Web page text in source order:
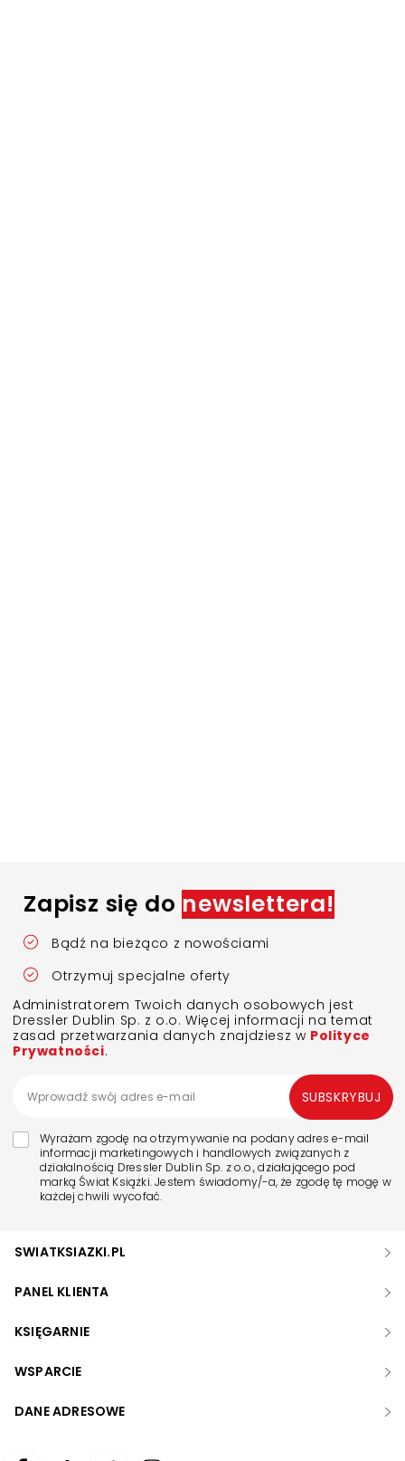
Zapisz się do newslettera!
Bądź na bieżąco z nowościami
Otrzymuj specjalne oferty
Administratorem Twoich danych osobowych jest
Dressler Dublin Sp. z o.o. Więcej informacji na temat
zasad przetwarzania danych znajdziesz w Polityce
Prywatności.
Wyrażam zgodę na otrzymywanie na podany adres e-mail
informacji marketingowych i handlowych związanych z
działalnością Dressler Dublin Sp. z o.o., działającego pod
marką Świat Książki. Jestem świadomy/-a, że zgodę tę mogę w
każdej chwili wycofać.
SUBSKRYBUJ
SWIATKSIAZKI.PL
PANEL KLIENTA
KSIĘGARNIE
WSPARCIE
DANE ADRESOWE